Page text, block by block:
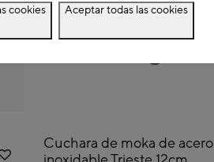
Cuchara de moka de acero
cookies Aceptar todas las cookies